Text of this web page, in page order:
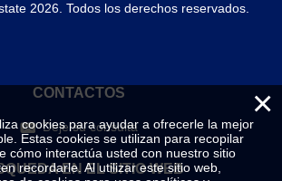
2026. Todos los derechos reservados.
CONTACTOS
Deje su consulta
EN EL SITIO WEB
×
cookies para ayudar a ofrecerle la mejor
Estas cookies se utilizan para recopilar
cómo interactúa usted con nuestro sitio
recordarle. Al utilizar este sitio web,